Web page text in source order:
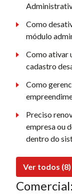
Como
módulo
Como ativar
cadastro
Como
Preciso
empresa ou
dentro do
Ver todos (8)